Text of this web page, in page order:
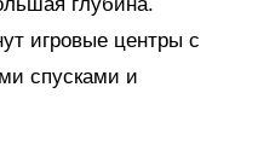
игровые центры с
спусками и